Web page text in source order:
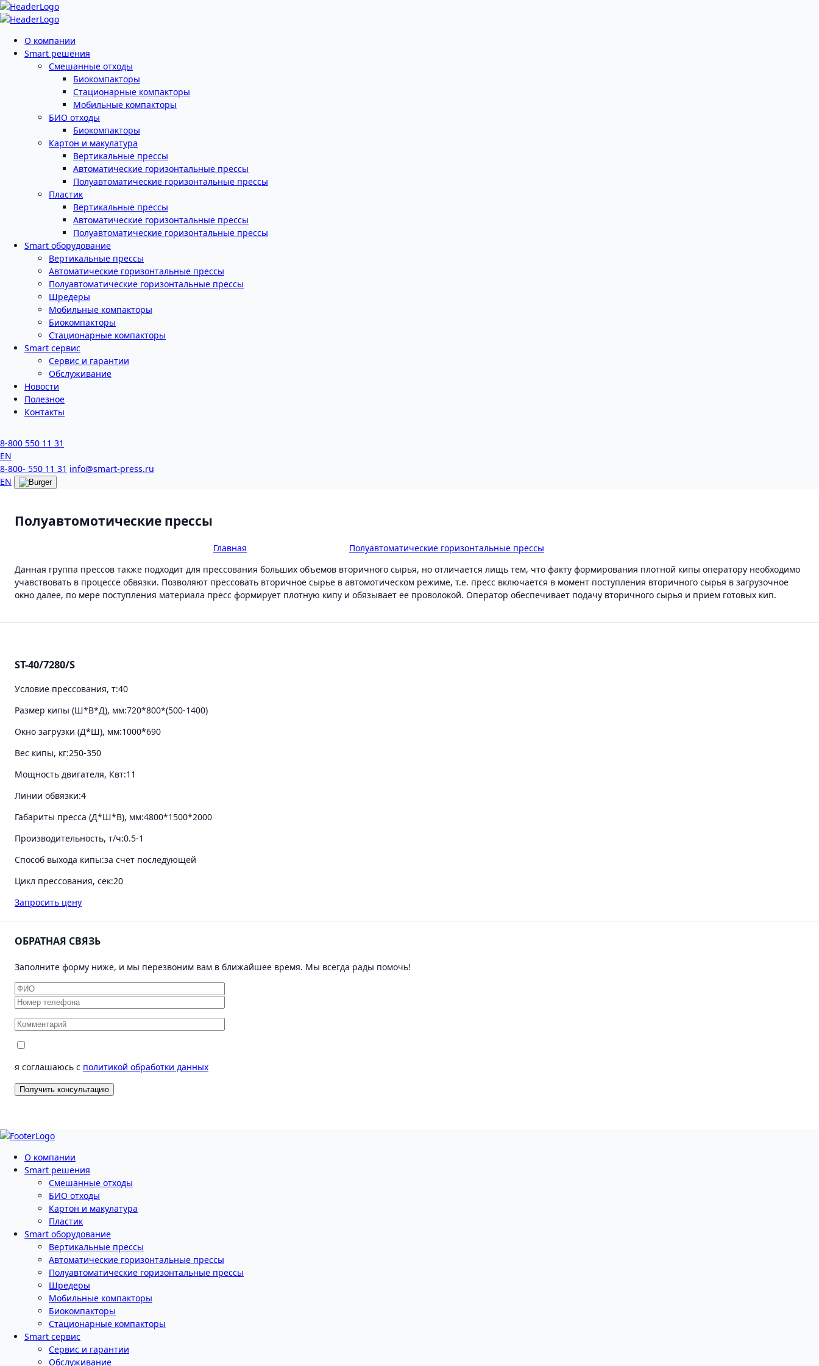
О компании
Smart решения
Смешанные отходы
Биокомпакторы
Стационарные компакторы
Мобильные компакторы
БИО отходы
Биокомпакторы
Картон и макулатура
Вертикальные прессы
Автоматические горизонтальные прессы
Полуавтоматические горизонтальные прессы
Пластик
Вертикальные прессы
Автоматические горизонтальные прессы
Полуавтоматические горизонтальные прессы
Smart оборудование
Вертикальные прессы
Автоматические горизонтальные прессы
Полуавтоматические горизонтальные прессы
Шредеры
Мобильные компакторы
Биокомпакторы
Стационарные компакторы
Smart сервис
Сервис и гарантии
Обслуживание
Новости
Полезное
Контакты
8-800 550 11 31
EN
8-800- 550 11 31 info@smart-press.ru
EN
Полуавтомотические прессы
Главная Полуавтоматические горизонтальные прессы
Данная группа прессов также подходит для прессования больших объемов вторичного сырья, но отличается лищь тем, что факту формирования плотной кипы оператору необходимо
учавствовать в процессе обвязки. Позволяют прессовать вторичное сырье в автомотическом режиме, т.е. пресс включается в момент поступления вторичного сырья в загрузочное
окно далее, по мере поступления материала пресс формирует плотную кипу и обязывает ее проволокой. Оператор обеспечивает подачу вторичного сырья и прием готовых кип.
ST-40/7280/S
Условие прессования, т:40
Размер кипы (Ш*В*Д), мм:720*800*(500-1400)
Окно загрузки (Д*Ш), мм:1000*690
Вес кипы, кг:250-350
Мощность двигателя, Квт:11
Линии обвязки:4
Габариты пресса (Д*Ш*В), мм:4800*1500*2000
Производительность, т/ч:0.5-1
Способ выхода кипы:за счет последующей
Цикл прессования, сек:20
Запросить цену
ОБРАТНАЯ СВЯЗЬ
Заполните форму ниже, и мы перезвоним вам в ближайшее время. Мы всегда рады помочь!
я соглашаюсь с политикой обработки данных
О компании
Smart решения
Смешанные отходы
БИО отходы
Картон и макулатура
Пластик
Smart оборудование
Вертикальные прессы
Автоматические горизонтальные прессы
Полуавтоматические горизонтальные прессы
Шредеры
Мобильные компакторы
Биокомпакторы
Стационарные компакторы
Smart сервис
Сервис и гарантии
Обслуживание